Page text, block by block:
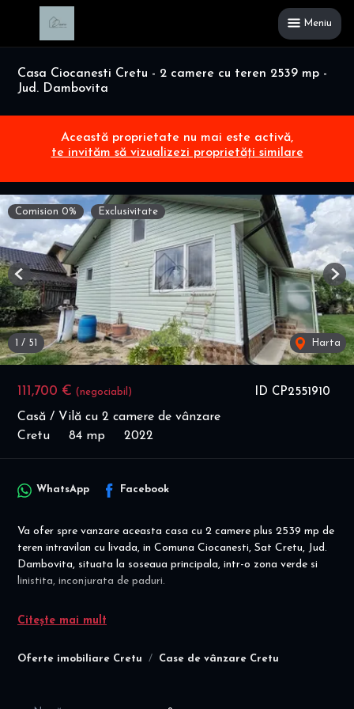
Meniu
Casa Ciocanesti Cretu - 2 camere cu teren 2539 mp -
Jud. Dambovita
Această proprietate nu mai este activă,
te invităm să vizualizezi proprietăți similare
ID CP2551910
111,700 € (negociabil)
Casă / Vilă cu 2 camere de vânzare
Cretu
84 mp 2022
Comision 0% Exclusivitate
/ 51 Harta
Previous
Oferte imobiliare Cretu Case de vânzare Cretu
WhatsApp Facebook
Va ofer spre vanzare aceasta casa cu 2 camere plus 2539 mp de
teren intravilan cu livada, in Comuna Ciocanesti, Sat Cretu, Jud.
Dambovita, situata la soseaua principala, intr-o zona verde si
linistita, inconjurata de paduri.
- casa: suprafata utila de 84 mp; suprafata contrsuita la sol de
- deschidere 44 mp
Citește mai mult